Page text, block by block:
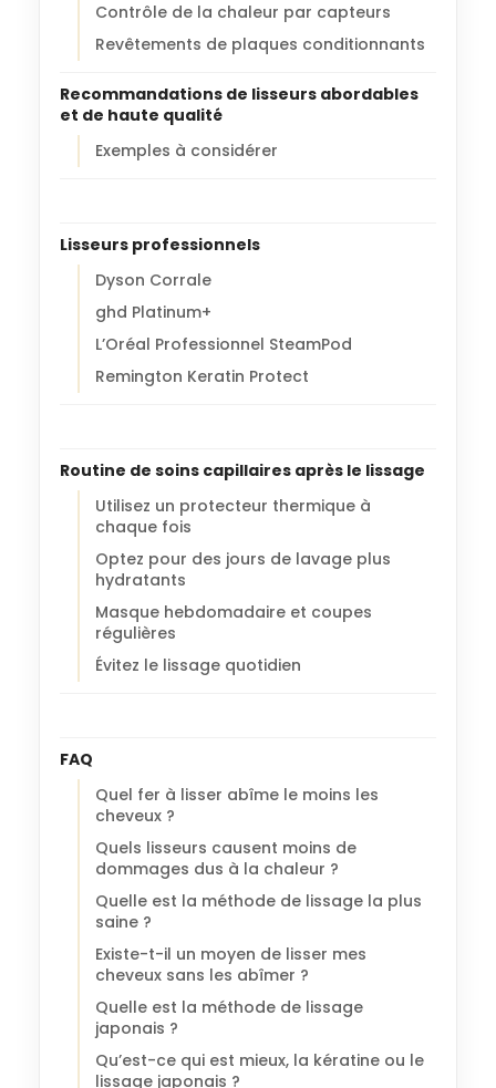
Contrôle de la chaleur par capteurs
Revêtements de plaques conditionnants
Recommandations de lisseurs abordables
et de haute qualité
Exemples à considérer
Lisseurs professionnels
Dyson Corrale
ghd Platinum+
L’Oréal Professionnel SteamPod
Remington Keratin Protect
Routine de soins capillaires après le lissage
Utilisez un protecteur thermique à
chaque fois
Optez pour des jours de lavage plus
hydratants
Masque hebdomadaire et coupes
régulières
Évitez le lissage quotidien
FAQ
Quel fer à lisser abîme le moins les
cheveux ?
Quels lisseurs causent moins de
dommages dus à la chaleur ?
Quelle est la méthode de lissage la plus
saine ?
Existe-t-il un moyen de lisser mes
cheveux sans les abîmer ?
Quelle est la méthode de lissage
japonais ?
Qu’est-ce qui est mieux, la kératine ou le
lissage japonais ?